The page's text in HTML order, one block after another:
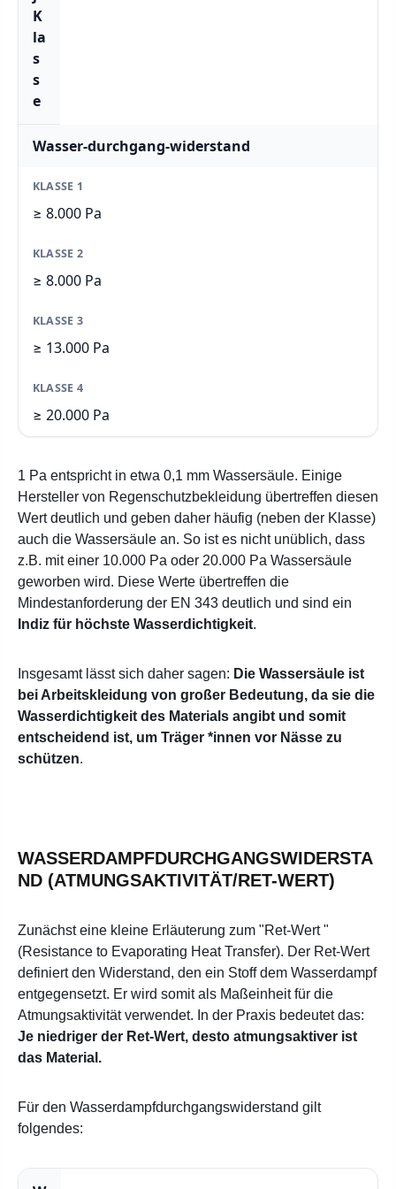
K
la
s
s
e
Wasser-durchgang-widerstand
≥ 8.000 Pa
≥ 8.000 Pa
≥ 13.000 Pa
≥ 20.000 Pa
1 Pa entspricht in etwa 0,1 mm Wassersäule. Einige
Hersteller von Regenschutzbekleidung übertreffen diesen
Wert deutlich und geben daher häufig (neben der Klasse)
auch die Wassersäule an. So ist es nicht unüblich, dass
z.B. mit einer 10.000 Pa oder 20.000 Pa Wassersäule
geworben wird. Diese Werte übertreffen die
Mindestanforderung der EN 343 deutlich und sind ein
Indiz für höchste Wasserdichtigkeit.
Insgesamt lässt sich daher sagen: Die Wassersäule ist
bei Arbeitskleidung von großer Bedeutung, da sie die
Wasserdichtigkeit des Materials angibt und somit
entscheidend ist, um Träger *innen vor Nässe zu
schützen.
WASSERDAMPFDURCHGANGSWIDERSTA
ND (ATMUNGSAKTIVITÄT/RET-WERT)
Zunächst eine kleine Erläuterung zum "Ret-Wert "
(Resistance to Evaporating Heat Transfer). Der Ret-Wert
definiert den Widerstand, den ein Stoff dem Wasserdampf
entgegensetzt. Er wird somit als Maßeinheit für die
Atmungsaktivität verwendet. In der Praxis bedeutet das:
Je niedriger der Ret-Wert, desto atmungsaktiver ist
das Material.
Für den Wasserdampfdurchgangswiderstand gilt
folgendes: